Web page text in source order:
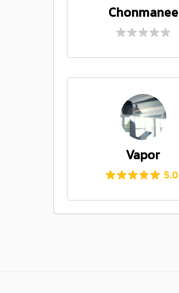
Chonmanee
Vapor
5.0